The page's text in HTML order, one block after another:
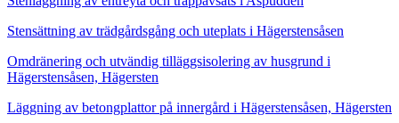
Stensättning av trädgårdsgång och uteplats i Hägerstensåsen
Omdränering och utvändig tilläggsisolering av husgrund i
Hägerstensåsen, Hägersten
Läggning av betongplattor på innergård i Hägerstensåsen, Hägersten